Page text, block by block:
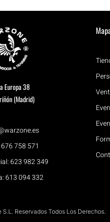
Europa 38
(Madrid)
758 571
623 982 349
613 094 332
Reservados Todos Los Derechos.